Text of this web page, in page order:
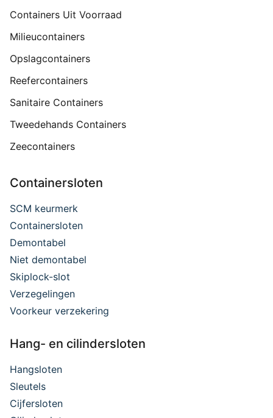
Containers Uit Voorraad
Milieucontainers
Opslagcontainers
Reefercontainers
Sanitaire Containers
Tweedehands Containers
Zeecontainers
Containersloten
SCM keurmerk
Containersloten
Demontabel
Niet demontabel
Skiplock-slot
Verzegelingen
Voorkeur verzekering
Hang- en cilindersloten
Hangsloten
Sleutels
Cijfersloten